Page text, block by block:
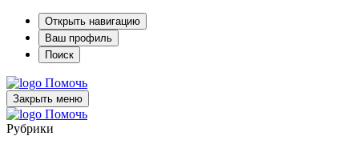
Открыть навигацию
Ваш профиль
Поиск
Помочь
Закрыть меню
Помочь
Рубрики